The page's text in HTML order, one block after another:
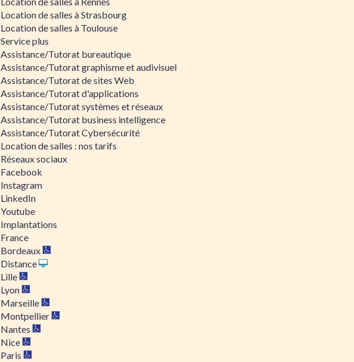
Location de salles à Strasbourg
Location de salles à Toulouse
Service plus
Assistance/Tutorat bureautique
Assistance/Tutorat graphisme et audivisuel
Assistance/Tutorat de sites Web
Assistance/Tutorat d'applications
Assistance/Tutorat systèmes et réseaux
Assistance/Tutorat business intelligence
Assistance/Tutorat Cybersécurité
Location de salles : nos tarifs
Réseaux sociaux
Facebook
Instagram
LinkedIn
Youtube
Implantations
France
Bordeaux
Distance
Lille
Lyon
Marseille
Montpellier
Nantes
Nice
Paris